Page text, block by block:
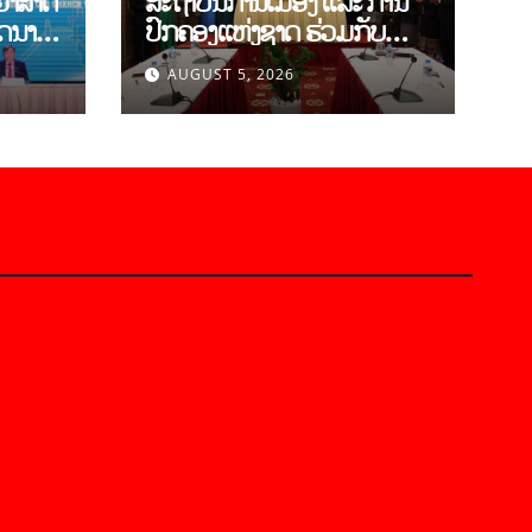
ນາມ
-
ປົກຄອງແຫ່ງຊາດ ຮ່ວມກັບ
ສະຖາບັນ ບັນດິດວິທະຍາສາດ
ສັງຄົມ ຫວຽດນາມ ເຊັນບົດ
ບັນທຶກການຮ່ວມມືທາງດ້ານ
AUGUST 5, 2026